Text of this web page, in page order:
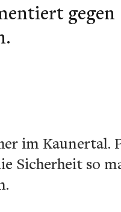
gegen
im Kaunertal.
Sicherheit so